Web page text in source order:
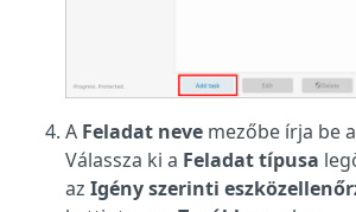
A Feladat neve mezőbe írja be
Válassza ki a Feladat típusa
az Igény szerinti